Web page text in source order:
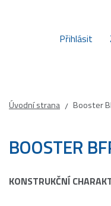
Přihlásit
Úvodní strana / Booster
BOOSTER
KONSTRUKČNÍ